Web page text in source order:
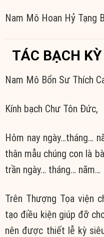
Nam Mô Hoan Hỷ Tạng
TÁC BẠCH
Nam Mô Bổn Sư Thích
Kính bạch Chư Tôn Đức,
Hôm nay ngày…tháng…
thân mẫu chúng con là
trần ngày… tháng… năm…
Trên Thượng Tọa viện
tạo điều kiện giúp đỡ
nên được thiết lễ kỳ